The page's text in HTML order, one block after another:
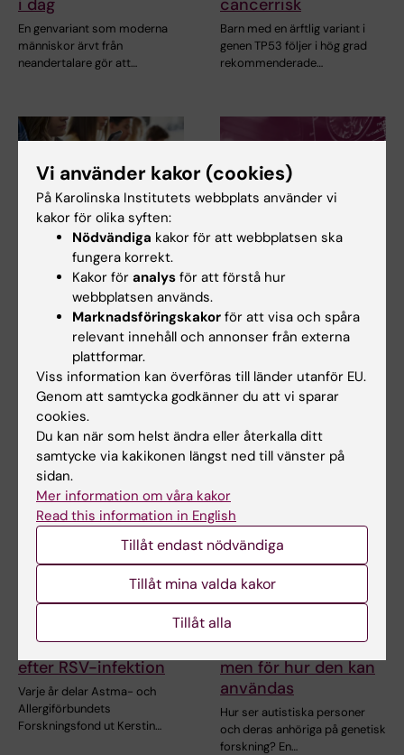
i dag
En genvariant som moderna
människor ärvt från
neandertalare gör att…
cancerrisk
Barn med en ärftlig variant i
genen TP53 följer i hög grad
rekommenderade…
Sociala medier i
tonåren ökade inte
risken för psykisk
Tiden som tonåringar
spenderar på sociala medier
kunde inte kopplas till…
14 jul 2026
Metaboliskt syndrom
åldrande av hjärnan
Personer med metaboliskt
hjärnor som verkar äldre…
Stipendium för
astma hos spädbarn
efter RSV-infektion
Varje år delar Astma- och
Allergiförbundets
Forskningsfond ut Kerstin…
26 jun 2026
Autistiska personer
är inte rädda för
genetisk forskning –
men för hur den kan
användas
Hur ser autistiska personer
och deras anhöriga på genetisk
forskning? En…
Vi använder kakor (cookies)
På Karolinska Institutets webbplats använder vi
kakor för olika syften:
Nödvändiga kakor för att webbplatsen ska
fungera korrekt.
Kakor för analys för att förstå hur
webbplatsen används.
Marknadsföringskakor för att visa och spåra
relevant innehåll och annonser från externa
plattformar.
Viss information kan överföras till länder utanför EU.
Genom att samtycka godkänner du att vi sparar
cookies.
Du kan när som helst ändra eller återkalla ditt
samtycke via kakikonen längst ned till vänster på
sidan.
Mer information om våra kakor
Read this information in English
Tillåt endast nödvändiga
Tillåt mina valda kakor
Tillåt alla